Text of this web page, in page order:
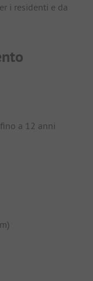
i residenti e da
a 12 anni